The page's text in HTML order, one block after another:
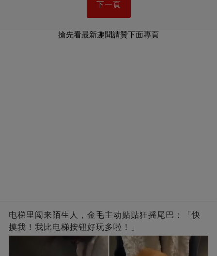
下一頁
搶先看最新趣聞請贊下面專頁
电梯里闯来陌生人，金毛主动贴贴狂摇尾巴：「快
摸我！我比电梯按钮好玩多啦！」